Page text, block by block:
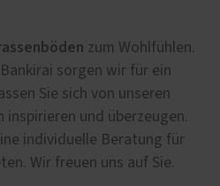
zum Wohlfühlen.
sorgen wir für ein
Sie sich von unseren
und überzeugen.
individuelle Beratung für
Wir freuen uns auf Sie.